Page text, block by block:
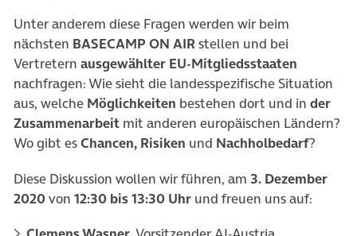
Unter anderem diese Fragen werden wir beim
nächsten BASECAMP ON AIR stellen und bei
Vertretern ausgewählter EU-Mitgliedsstaaten
nachfragen: Wie sieht die landesspezifische Situation
aus, welche Möglichkeiten bestehen dort und in der
Zusammenarbeit mit anderen europäischen Ländern?
Wo gibt esChancen, Risiken und Nachholbedarf?
Diese Diskussion wollen wir führen, am 3. Dezember
2020von 12:30 bis 13:30 Uhr und freuen uns auf: